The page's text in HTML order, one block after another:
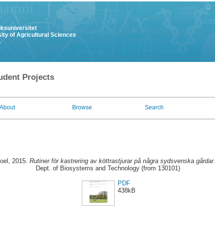
of Agricultural Sciences
Projects
About Browse Search
, 2015. Rutiner för kastrering av köttrastjurar på några sydsvenska gårdar.
Dept. of Biosystems and Technology (from 130101)
PDF
438kB